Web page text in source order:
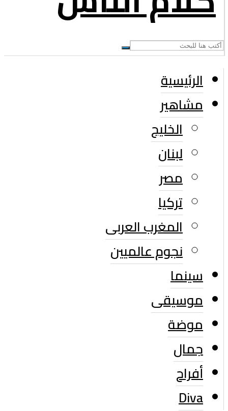
الرئيسية
مشاهير
الخليج
لبنان
مصر
تركيا
المغرب العربى
نجوم عالميين
سينما
موسيقى
موضة
جمال
أفراح
Diva